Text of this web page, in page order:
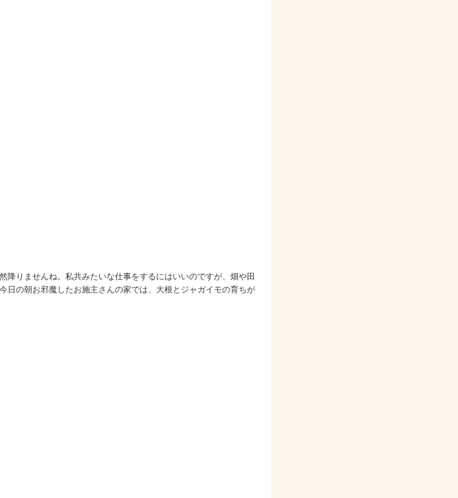
降りませんね。私共みたいな仕事をするにはいいのですが、畑や田
日の朝お邪魔したお施主さんの家では、大根とジャガイモの育ちが